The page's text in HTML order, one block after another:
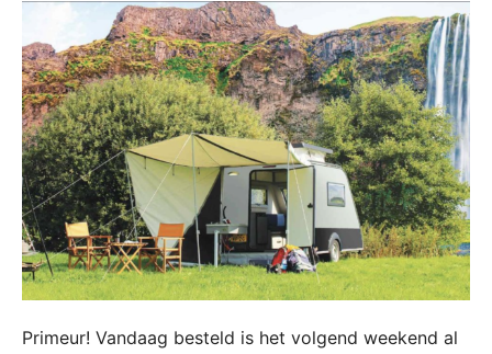
Primeur! Vandaag besteld is het volgend weekend al